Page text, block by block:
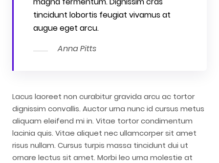
tincidunt lobortis feugiat vivamus at
augue eget arcu.
Anna Pitts
Lacus laoreet non curabitur gravida arcu ac tortor
dignissim convallis. Auctor urna nunc id cursus metus
aliquam eleifend mi in. Vitae tortor condimentum
lacinia quis. Vitae aliquet nec ullamcorper sit amet
risus nullam. Cursus turpis massa tincidunt dui ut
ornare lectus sit amet. Morbi leo urna molestie at